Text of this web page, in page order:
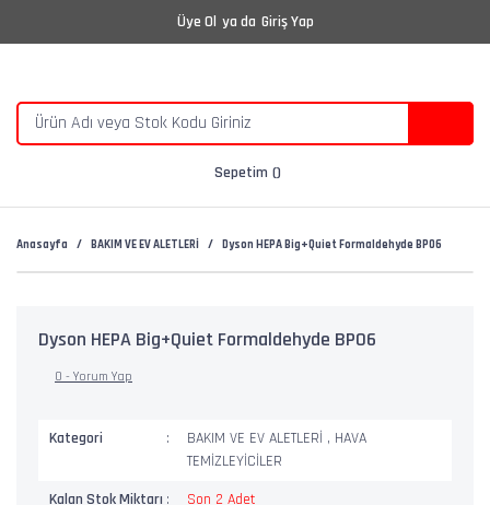
Üye Ol ya da Giriş Yap
Sepetim
Anasayfa BAKIM VE EV ALETLERİ Dyson HEPA Big+Quiet Formaldehyde BP06
Dyson HEPA Big+Quiet Formaldehyde BP06
0 - Yorum Yap
Kategori BAKIM VE EV ALETLERİ , HAVA
TEMİZLEYİCİLER
Kalan Stok Miktarı
Son 2 Adet